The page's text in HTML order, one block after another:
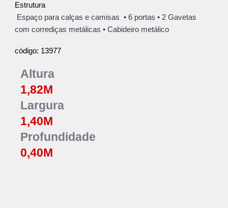
Estrutura
Espaço para calças e camisas • 6 portas• 2Gavetas
com corrediças metálicas•Cabideiro metálico
código: 13977
Altura
1,82M
Largura
1,40M
Profundidade
0,40M